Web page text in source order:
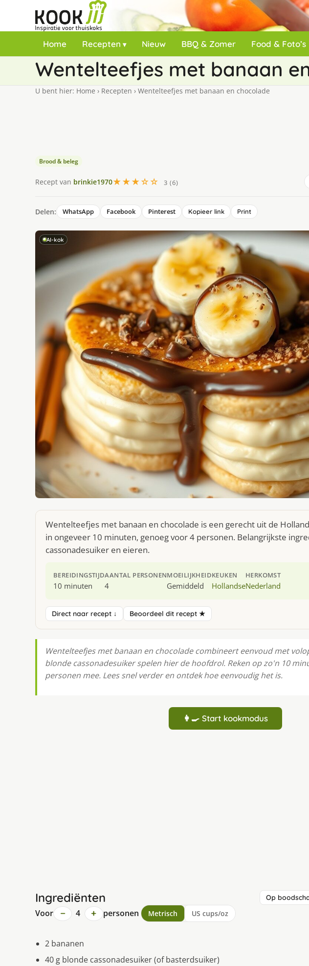
Home Recepten Nieuw BBQ & Zomer Food & Foto’s
Wentelteefjes met banaan
U bent hier: Home › Recepten › Wentelteefjes met banaan en chocolade
Brood & beleg
Recept van brinkie1970★★★☆☆ 3 (6)
Delen: WhatsApp Facebook Pinterest Kopieer link Print
AI-kok
Wentelteefjes met banaan en chocolade is een gerecht uit de
in ongeveer 10 minuten, genoeg voor 4 personen. Belangrijkste
cassonadesuiker en eieren.
BEREIDINGSTIJD
10 minuten
AANTAL PERSONEN
4
MOEILIJKHEID
Gemiddeld
KEUKEN
Hollandse
HERKOMST
Nederland
Direct naar recept ↓ Beoordeel dit recept ★
Wentelteefjes met banaan en chocolade combineert eenvoud met
blonde cassonadesuiker spelen hier de hoofdrol. Reken op zo'n 10
personen mee. Lees snel verder en ontdek hoe eenvoudig het is.
👩‍🍳 Start kookmodus
Ingrediënten Op
Voor − 4 + personen Metrisch US cups/oz
2 bananen
40 g blonde cassonadesuiker (of basterdsuiker)